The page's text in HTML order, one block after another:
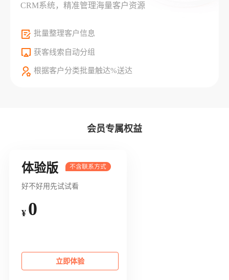
CRM系统，精准管理海量客户资源
批量整理客户信息
获客线索自动分组
根据客户分类批量触达%送达
会员专属权益
体验版
好不好用先试试看
¥ 0
立即体验